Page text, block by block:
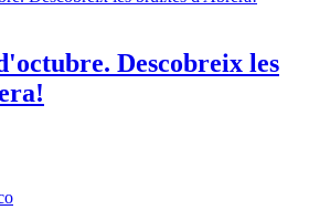
Descobreix les